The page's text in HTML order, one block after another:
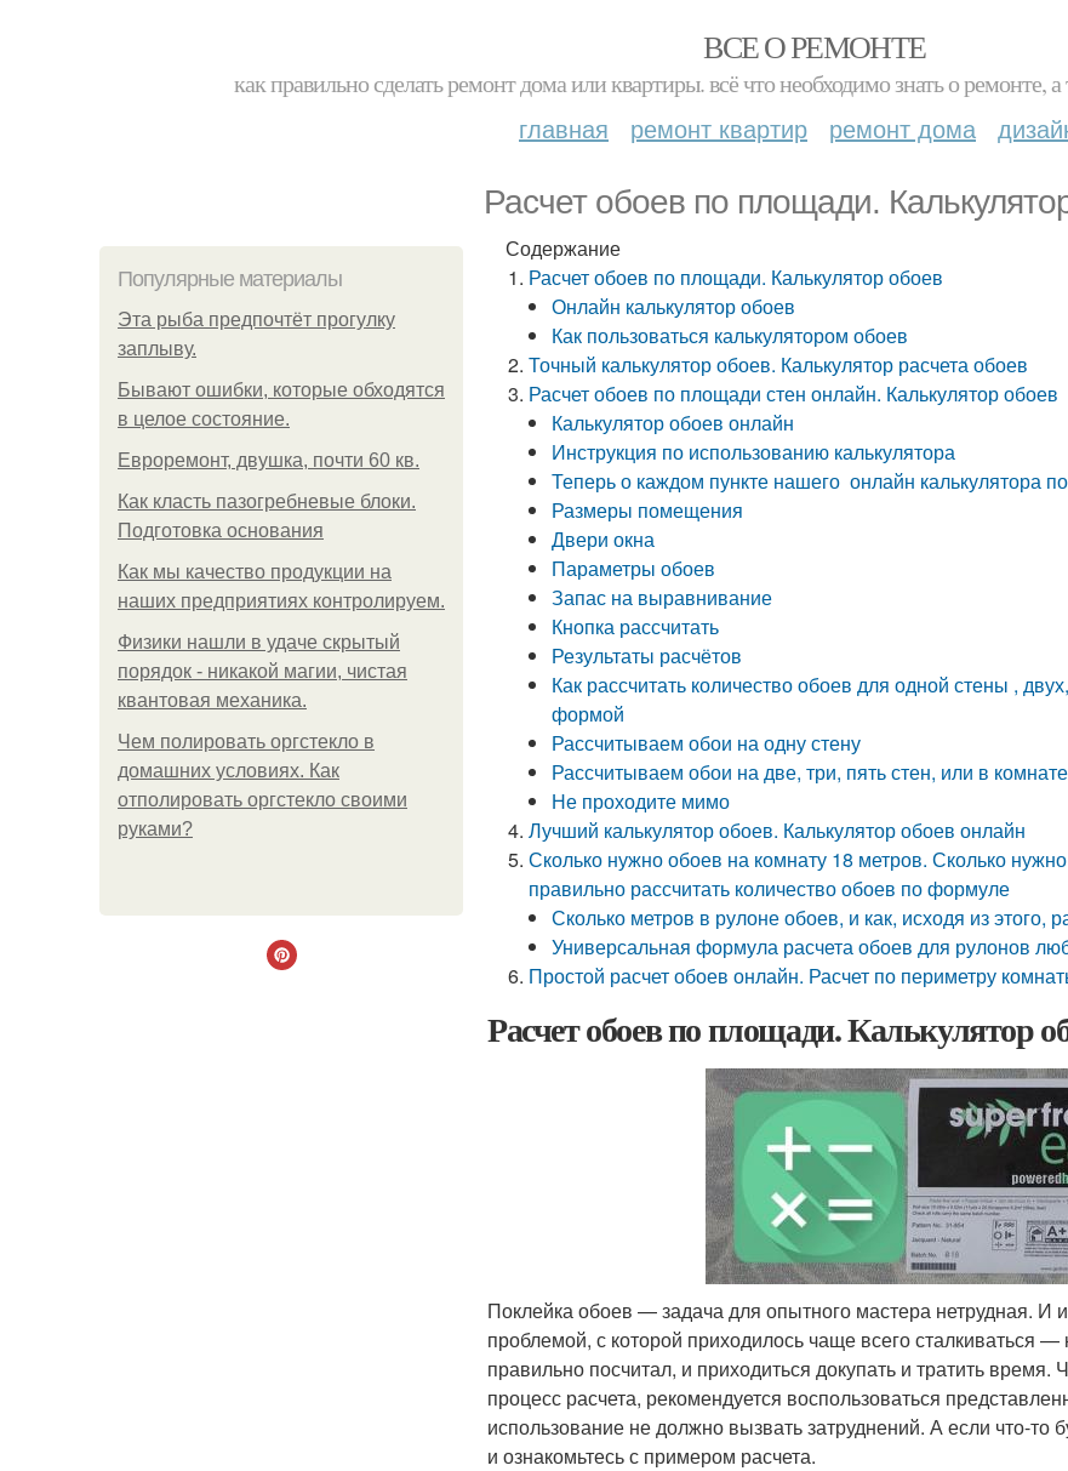
ВСЕ О РЕМОНТЕ
как правильно сделать ремонт дома или квартиры. всё что необходимо знать о
главная ремонт квартир ремонт дома
Расчет обоев по площади.
Популярные материалы
Эта рыба предпочтёт прогулку
заплыву.
Бывают ошибки, которые обходятся
в целое состояние.
Евроремонт, двушка, почти 60 кв.
Как класть пазогребневые блоки.
Подготовка основания
Как мы качество продукции на
наших предприятиях контролируем.
Физики нашли в удаче скрытый
порядок - никакой магии, чистая
квантовая механика.
Чем полировать оргстекло в
домашних условиях. Как
отполировать оргстекло своими
руками?
Содержание
Расчет обоев по площади. Калькулятор обоев
Онлайн калькулятор обоев
Как пользоваться калькулятором обоев
Точный калькулятор обоев. Калькулятор расчета обоев
Расчет обоев по площади стен онлайн. Калькулятор обоев
Калькулятор обоев онлайн
Инструкция по использованию калькулятора
Теперь о каждом пункте нашего онлайн калькулятора
Размеры помещения
Двери окна
Параметры обоев
Запас на выравнивание
Кнопка рассчитать
Результаты расчётов
Как рассчитать количество обоев для одной стены ,
формой
Рассчитываем обои на одну стену
Рассчитываем обои на две, три, пять стен, или в
Не проходите мимо
Лучший калькулятор обоев. Калькулятор обоев онлайн
Сколько нужно обоев на комнату 18 метров. Сколько
правильно рассчитать количество обоев по формуле
Сколько метров в рулоне обоев, и как, исходя из этого,
Универсальная формула расчета обоев для рулонов
Простой расчет обоев онлайн. Расчет по периметру
Расчет обоев по площади. Калькулятор
Поклейка обоев — задача для опытного мастера нетрудная. И
проблемой, с которой приходилось чаще всего сталкиваться
правильно посчитал, и приходиться докупать и тратить
процесс расчета, рекомендуется воспользоваться
использование не должно вызвать затруднений. А если что-
и ознакомьтесь с примером расчета.